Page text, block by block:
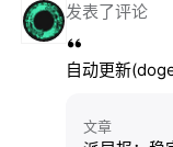
发表了评论
自动更新
文章